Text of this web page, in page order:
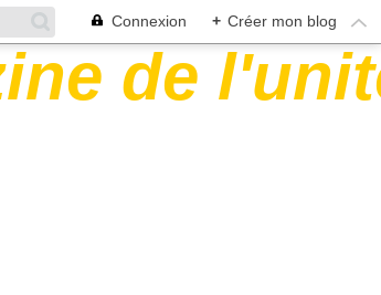
Connexion + Créer mon blog